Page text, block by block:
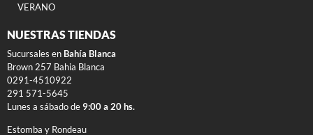
VERANO
NUESTRAS TIENDAS
Sucursales en Bahía Blanca
Brown 257 Bahia Blanca
0291-4510922
291 571-5645
Lunes a sábado de 9:00 a 20 hs.
Estomba y Rondeau